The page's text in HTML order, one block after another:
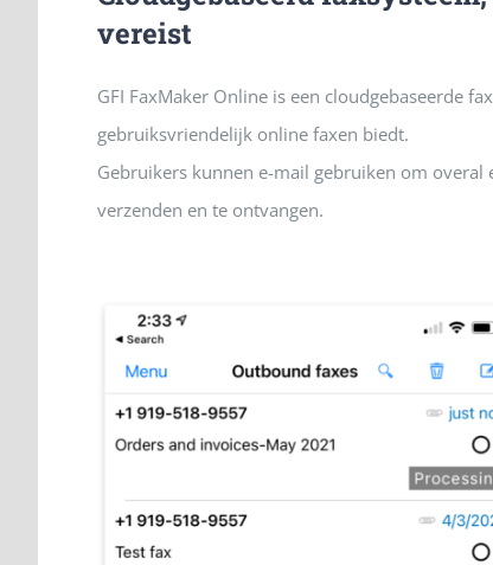
vereist
GFI FaxMaker Online is een cloudgebaseerde
gebruiksvriendelijk online faxen biedt.
Gebruikers kunnen e-mail gebruiken om overal
verzenden en te ontvangen.